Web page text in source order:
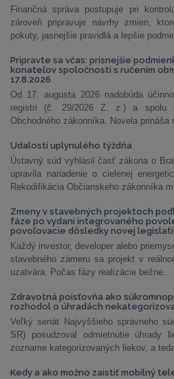
Finančná správa postupuje pri
zároveň pripravuje návrhy zmien,
pokuty, jasnejšie pravidlá a lepšie
Pripravte sa včas: prísnejšie
konateľov spoločnosti s ručením
17.8.2026
Od 17. augusta 2026 nadobúda
registri (č. 29/2026 Z. z.) a spolu
Obchodného zákonníka. Novela
Udalosti uplynulého týždňa
Ústavný súd vyhlásil časť zákona o
upravila nariadenie o cielenej
Rekodifikácia Občianskeho zákonníka
Zmeny v stavebných projektoch
fáze po vydaní integrovaného
povoľovacie dôsledky novej
Každý investor, developer alebo
stavebného zámeru sa projekt v
uzatvára. Počas fázy realizácie bežne...
Zdravotná poisťovňa ako
rozhodol o úhradách
Veľký senát Najvyššieho správneho
SR) posudzoval odmietnutie úhrady
zozname kategorizovaných liekov, a
Kedy a ako možno zaistiť mobilný